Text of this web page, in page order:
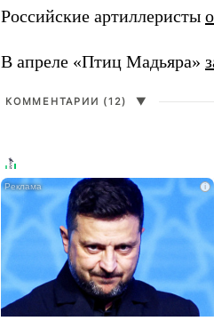
Российские артиллеристы
В апреле «Птиц Мадьяра»
КОММЕНТАРИИ (12) ▼
i